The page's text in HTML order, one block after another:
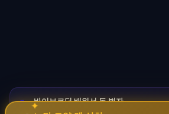
🚀바이브코딩 배워서 돈 벌자
코딩 몰라도 AI로 자동화 수익 시스템 구축 · 무료
✦